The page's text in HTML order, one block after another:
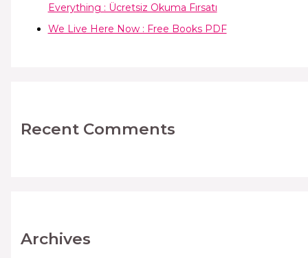
Everything : Ücretsiz Okuma Fırsatı
We Live Here Now : Free Books PDF
Recent Comments
Archives